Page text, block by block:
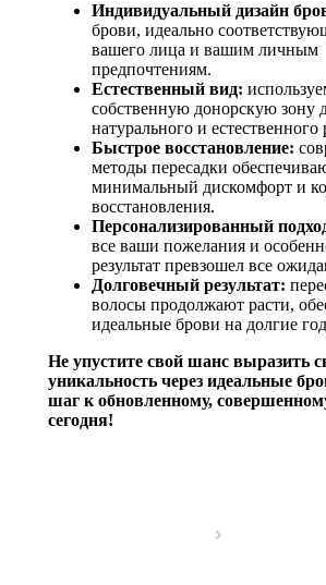
Индивидуальный дизайн
брови, идеально
вашего лица и вашим личным
предпочтениям.
Естественный вид:
собственную донорскую зону
натурального и естественного
Быстрое восстановление:
методы пересадки
минимальный дискомфорт и
восстановления.
Персонализированный
все ваши пожелания и
результат превзошел все
Долговечный результат:
волосы продолжают расти,
идеальные брови на долгие
Не упустите свой шанс выразить
уникальность через идеальные
шаг к обновленному,
сегодня!